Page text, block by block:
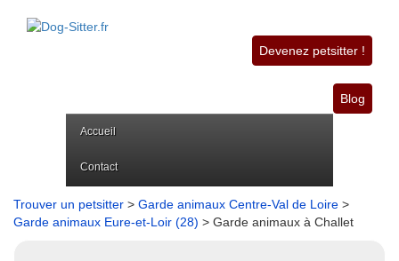
Devenez petsitter !
Blog
Accueil
Contact
Trouver un petsitter > Garde animaux Centre-Val de Loire >
Garde animaux Eure-et-Loir (28) > Garde animaux à Challet